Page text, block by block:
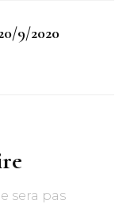
9/2020
sera pas